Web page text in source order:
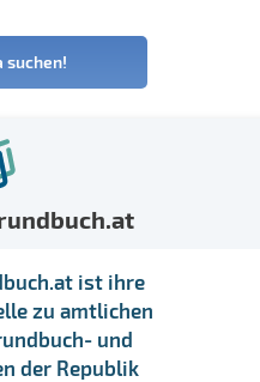
suchen!
ist ihre
zu amtlichen
und
der Republik